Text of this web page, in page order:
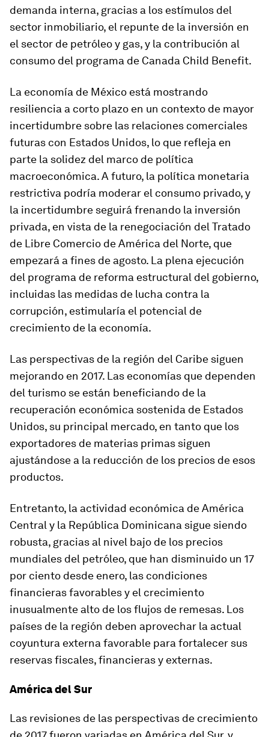
demanda interna, gracias a los estímulos del
sector inmobiliario, el repunte de la inversión en
el sector de petróleo y gas, y la contribución al
consumo del programa de Canada Child Benefit.
La economía de México está mostrando
resiliencia a corto plazo en un contexto de mayor
incertidumbre sobre las relaciones comerciales
futuras con Estados Unidos, lo que refleja en
parte la solidez del marco de política
macroeconómica. A futuro, la política monetaria
restrictiva podría moderar el consumo privado, y
la incertidumbre seguirá frenando la inversión
privada, en vista de la renegociación del Tratado
de Libre Comercio de América del Norte, que
empezará a fines de agosto. La plena ejecución
del programa de reforma estructural del gobierno,
incluidas las medidas de lucha contra la
corrupción, estimularía el potencial de
crecimiento de la economía.
Las perspectivas de la región del Caribe siguen
mejorando en 2017. Las economías que dependen
del turismo se están beneficiando de la
recuperación económica sostenida de Estados
Unidos, su principal mercado, en tanto que los
exportadores de materias primas siguen
ajustándose a la reducción de los precios de esos
productos.
Entretanto, la actividad económica deAmérica
Central y la República Dominicana sigue siendo
robusta, gracias al nivel bajo de los precios
mundiales del petróleo, que han disminuido un 17
por ciento desde enero, las condiciones
financieras favorables y el crecimiento
inusualmente alto de los flujos de remesas. Los
países de la región deben aprovechar la actual
coyuntura externa favorable para fortalecer sus
reservas fiscales, financieras y externas.
América del Sur
Las revisiones de las perspectivas de crecimiento